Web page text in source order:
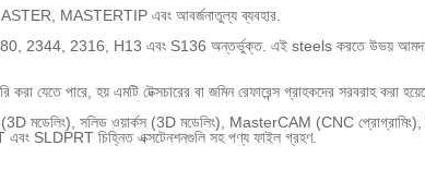
MASTERTIP এবং আবর্জনাতুল্য ব্যবহার.
2344, 2316, H13 এবং S136 অন্তর্ভুক্ত. এই steels করতে উভয় আমদানি
যেতে পারে, হয় এমটি টেক্সচারের বা জমিন রেফারেন্স গ্রাহকদের সরবরাহ করা
(3D মডেলিং), সলিড ওয়ার্কস (3D মডেলিং), MasterCAM (CNC
SLDPRT চিহ্নিত এক্সটেনশনগুলি সহ পণ্য ফাইল গ্রহণ.